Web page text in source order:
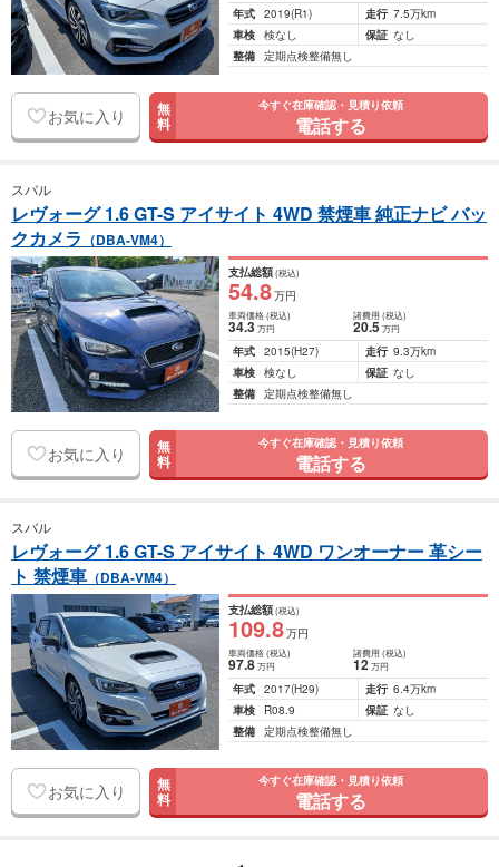
年式 2019(R1) 走行 7.5万km
車検 検なし 保証 なし
整備 定期点検整備無し
お気に入り 無
料
今すぐ在庫確認・見積り依頼
電話する
スバル
レヴォーグ 1.6 GT-S アイサイト 4WD 禁煙車 純正ナビ バッ
クカメラ （DBA-VM4）
支払総額(税込)
54.8万円
車両価格(税込)
34.3万円
諸費用 (税込)
20.5 万円
年式 2015(H27) 走行 9.3万km
車検 検なし 保証 なし
整備 定期点検整備無し
お気に入り 無
料
今すぐ在庫確認・見積り依頼
電話する
スバル
レヴォーグ 1.6 GT-S アイサイト 4WD ワンオーナー 革シー
ト 禁煙車 （DBA-VM4）
支払総額(税込)
109.8万円
車両価格(税込)
97.8万円
諸費用 (税込)
12 万円
年式 2017(H29) 走行 6.4万km
車検
R08.9 保証 なし
整備 定期点検整備無し
お気に入り 無
料
今すぐ在庫確認・見積り依頼
電話する